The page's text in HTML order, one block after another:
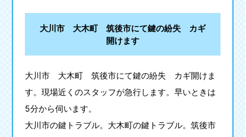
大川市 大木町 筑後市にて鍵の紛失 カギ
開けます
大川市 大木町 筑後市にて鍵の紛失 カギ開けま
す。現場近くのスタッフが急行します。早いときは
5分から伺います。
大川市の鍵トラブル。大木町の鍵トラブル。筑後市